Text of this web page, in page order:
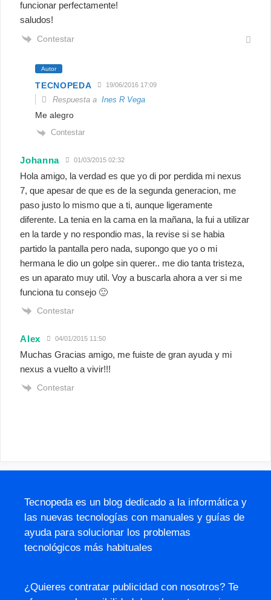
funcionar perfectamente!
saludos!
Contestar
Autor
TECNOPEDA 19/06/2016 17:09
Respuesta aInes R Vega
Me alegro
Contestar
Johanna 01/03/2015 02:32
Hola amigo, la verdad es que yo di por perdida mi nexus
7, que apesar de que es de la segunda generacion, me
paso justo lo mismo que a ti, aunque ligeramente
diferente. La tenia en la cama en la mañana, la fui a utilizar
en la tarde y no respondio mas, la revise si se habia
partido la pantalla pero nada, supongo que yo o mi
hermana le dio un golpe sin querer.. me dio tanta tristeza,
es un aparato muy util. Voy a buscarla ahora a ver si me
funciona tu consejo 🙂
Contestar
Alex 04/01/2015 11:50
Muchas Gracias amigo, me fuiste de gran ayuda y mi
nexus a vuelto a vivir!!!
Contestar
Tecnopeda es un blog dedicado a la informática y
las nuevas tecnologías con manuales y guías de
ayuda para solucionar los problemas
tecnológicos más habituales
¿Quieres contratar publicidad con nosotros? Te